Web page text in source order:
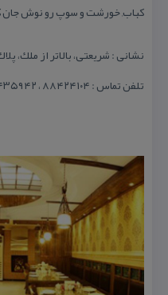
كباب, خورشت و سوپ رو نوش جان
نشانی : شریعتی، بالاتر از ملك، پلاك
تلفن تماس : ۸۸۴۲۴۱۰۴ ، ۸۸۴۳۵۹۴۲